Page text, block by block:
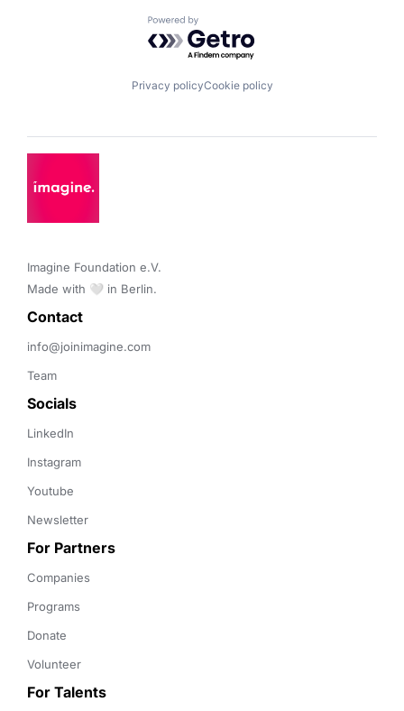
Powered by Getro.com
Privacy policyCookie policy
Imagine Foundation e.V.
Made with 🤍 in Berlin.
Contact
info@joinimagine.com
Team
Socials
LinkedIn
Instagram
Youtube
Newsletter
For Partners
Companies
Programs
Donate
Volunteer
For Talents